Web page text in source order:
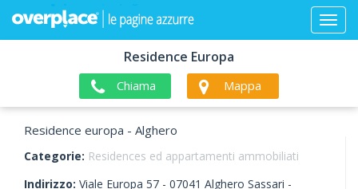
Residence Europa
Chiama Mappa
Residence europa - Alghero
Categorie: Residences ed appartamenti ammobiliati
Indirizzo: Viale Europa 57 - 07041 Alghero Sassari -